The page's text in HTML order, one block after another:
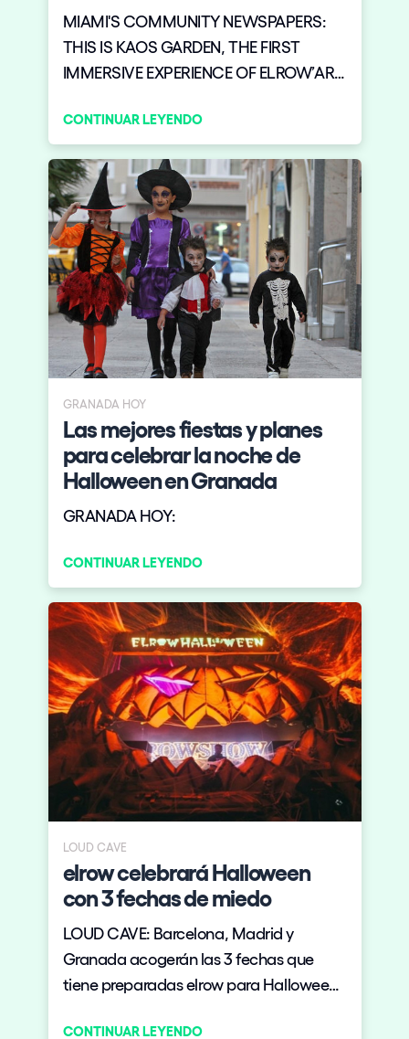
MIAMI'S COMMUNITY NEWSPAPERS:
THIS IS KAOS GARDEN, THE FIRST
IMMERSIVE EXPERIENCE OF ELROW’ART
MIAMI FRIDAY DECEMBER 6 AT ISLAND
GARDENS
CONTINUAR LEYENDO
GRANADA HOY
Las mejores fiestas y planes
para celebrar la noche de
Halloween en Granada
GRANADA HOY:
CONTINUAR LEYENDO
LOUD CAVE
elrow celebrará Halloween
con 3 fechas de miedo
LOUD CAVE: Barcelona, Madrid y
Granada acogerán las 3 fechas que
tiene preparadas elrow para Halloween
CONTINUAR LEYENDO